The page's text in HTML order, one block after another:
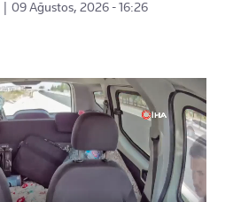
09 Ağustos, 2026 - 16:26